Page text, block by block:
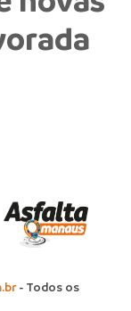
- Todos os